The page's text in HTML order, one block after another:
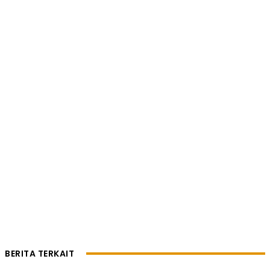
BERITA TERKAIT